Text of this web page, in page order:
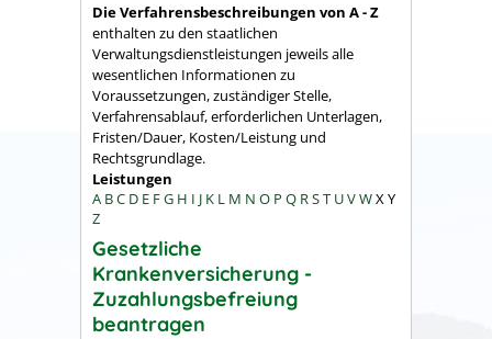
Die Verfahrensbeschreibungen von A - Z
enthalten zu den staatlichen
Verwaltungsdienstleistungen jeweils alle
wesentlichen Informationen zu
Voraussetzungen, zuständiger Stelle,
Verfahrensablauf, erforderlichen Unterlagen,
Fristen/Dauer, Kosten/Leistung und
Rechtsgrundlage.
Leistungen
A BC D E FG H I J K L M N O P Q RST UVWX Y
Z
Gesetzliche
Krankenversicherung -
Zuzahlungsbefreiung
beantragen